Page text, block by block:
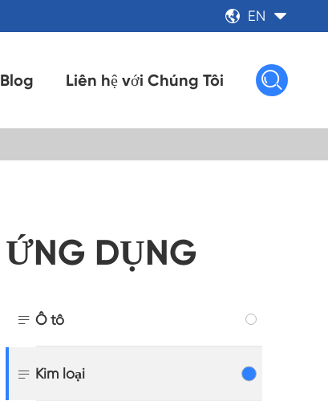
 EN 
Blog Liên hệ với Chúng Tôi 
ỨNG DỤNG
 Ô tô
 Kim loại